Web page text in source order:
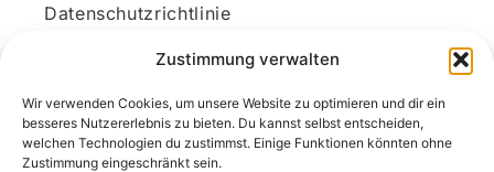
Zustimmung verwalten
Wir verwenden Cookies, um unsere Website zu optimieren und dir ein
besseres Nutzererlebnis zu bieten. Du kannst selbst entscheiden,
welchen Technologien du zustimmst. Einige Funktionen könnten ohne
Zustimmung eingeschränkt sein.
Datenschutzrichtlinie
Kundenkonto
Unsere Kontaktdaten
E-Mail: kontakt@docanonym.com